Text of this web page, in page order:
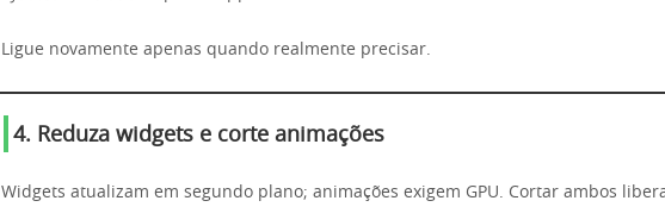
Ligue novamente apenas quando realmente precisar.
4. Reduza widgets e corte animações
Widgets atualizam em segundo plano; animações exigem GPU. Cortar ambos